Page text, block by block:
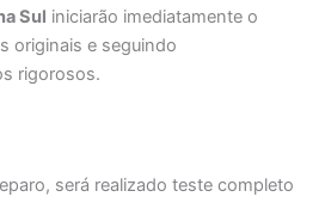
Sul iniciarão imediatamente o
originais e seguindo
rigorosos.
será realizado teste completo